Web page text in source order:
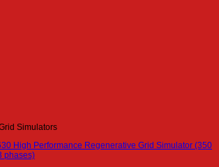
Simulators
High Performance Regenerative Grid Simulator (350
phases)